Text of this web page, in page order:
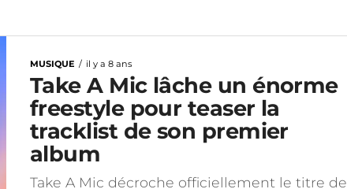
MUSIQUE il y a 8 ans
Take A Mic lâche un énorme
freestyle pour teaser la
tracklist de son premier
album
Take A Mic décroche officiellement le titre de